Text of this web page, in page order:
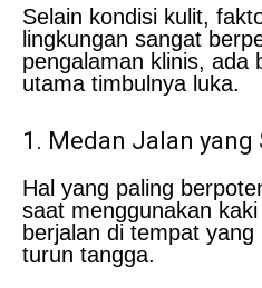
Selain kondisi kulit,
lingkungan sangat
pengalaman klinis, ada
utama timbulnya luka.
1. Medan Jalan yang
Hal yang paling
saat menggunakan
berjalan di tempat
turun tangga.